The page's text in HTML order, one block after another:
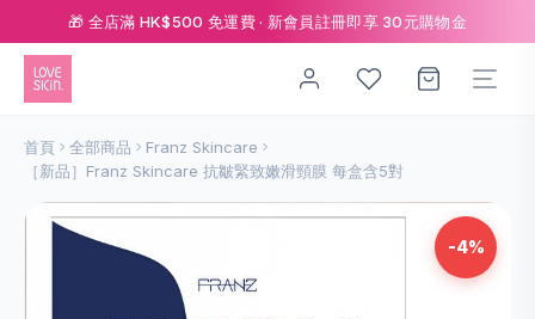
🎁 全店滿 HK$500 免運費 · 新會員註冊即享 30元購物金
首頁 全部商品
Franz Skincare
［新品］Franz Skincare 抗皺緊致嫩滑頸膜 每盒含5對
-4%